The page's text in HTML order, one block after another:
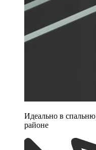
Идеально в
районе